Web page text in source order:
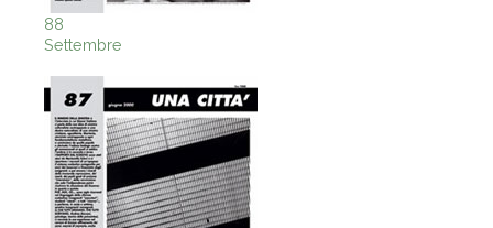
88
Settembre